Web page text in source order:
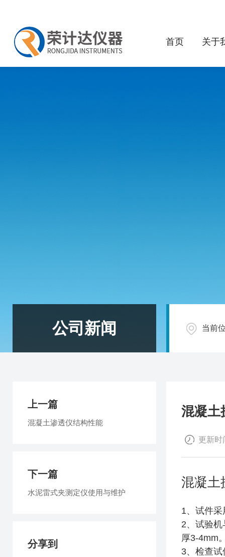
首页 关于
公司新闻 当前
混凝土
更新时
混凝土
1、试件
2、试验
厚3-4mm
3、检查
上一篇
混凝土渗透仪结构性能
下一篇
水泥雷式夹测定仪使用与维护
分享到